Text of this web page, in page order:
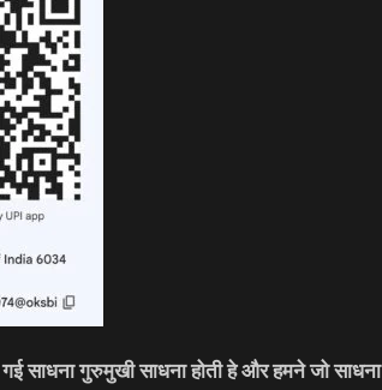
साधना गुरुमुखी साधना होती हे और हमने जो साधना